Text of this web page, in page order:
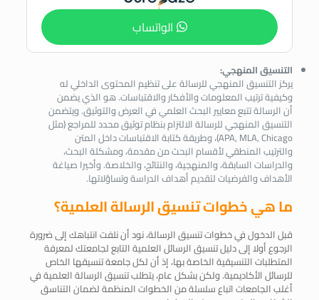
الواتساب
التنسيق المنهجي:
يركز التنسيق المنهجي للرسالة على تنظيم المحتوى الداخلي له
وكيفية ترتيب المعلومات والأفكار والاقتباسات. هو الذي يضمن
أن الرسالة تتبع معايير البحث العلمي في العرض والتوثيق. ويتضمن
التنسيق المنهجي للرسالة الالتزام بنظام توثيق محدد للمراجع (مثل
APA, MLA, Chicago)، وطريقة كتابة الاقتباسات داخل المتن
والترتيب المنطقي لأقسام البحث من مقدمة، ومشكلة البحث،
والدراسات السابقة، والمنهجية، والنتائج، والخلاصة. وأخيرا صياغة
الأهداف والفرضيات لتقديم أهداف الدراسة وتساؤلاتها.
ما هي خطوات تنسيق الرسالة العلمية؟
قبل الدخول في خطوات تنسيق الرسالة، نود أن نلفت انتباهك إلى ضرورة
الرجوع أولا إلى دليل تنسيق الرسائل العلمية التابع لجامعتك لمعرفة
المتطلبات التنسيقية الخاصة بها، إذ أن لكل جامعة تنسيقها الخاص
للرسائل الأكاديمية. ولكن بشكل عام، يتطلب تنسيق الرسالة العلمية في
أغلب الجامعات اتباع سلسلة من الخطوات المنظمة لضمان التناسق